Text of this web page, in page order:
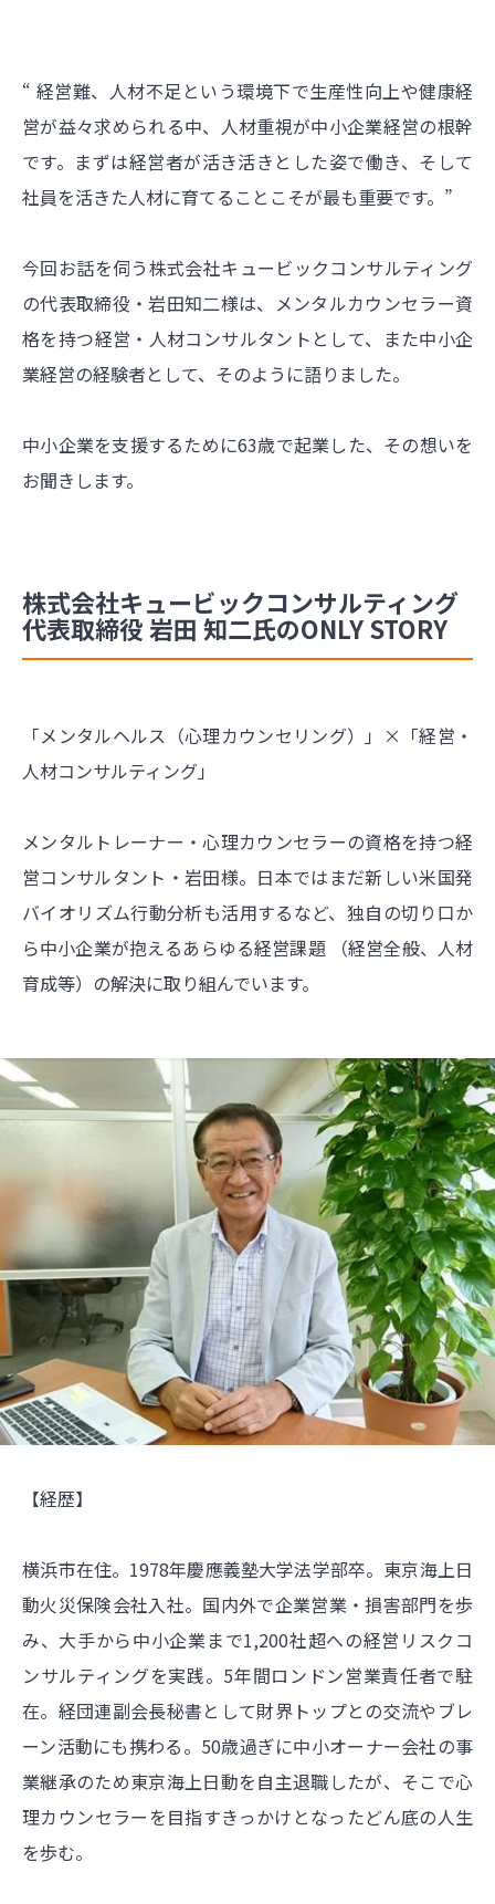
“ 経営難、人材不足という環境下で生産性向上や健康経
営が益々求められる中、人材重視が中小企業経営の根幹
です。まずは経営者が活き活きとした姿で働き、そして
社員を活きた人材に育てることこそが最も重要です。”
今回お話を伺う株式会社キュービックコンサルティング
の代表取締役・岩田知二様は、メンタルカウンセラー資
格を持つ経営・人材コンサルタントとして、また中小企
業経営の経験者として、そのように語りました。
中小企業を支援するために63歳で起業した、その想いを
お聞きします。
株式会社キュービックコンサルティング
代表取締役 岩田 知二氏のONLY STORY
「メンタルヘルス（心理カウンセリング）」×「経営・
人材コンサルティング」
メンタルトレーナー・心理カウンセラーの資格を持つ経
営コンサルタント・岩田様。日本ではまだ新しい米国発
バイオリズム行動分析も活用するなど、独自の切り口か
ら中小企業が抱えるあらゆる経営課題 （経営全般、人材
育成等）の解決に取り組んでいます。
【経歴】
横浜市在住。1978年慶應義塾大学法学部卒。東京海上日
動火災保険会社入社。国内外で企業営業・損害部門を歩
み、大手から中小企業まで1,200社超への経営リスクコ
ンサルティングを実践。5年間ロンドン営業責任者で駐
在。経団連副会長秘書として財界トップとの交流やブレ
ーン活動にも携わる。50歳過ぎに中小オーナー会社の事
業継承のため東京海上日動を自主退職したが、そこで心
理カウンセラーを目指すきっかけとなったどん底の人生
を歩む。